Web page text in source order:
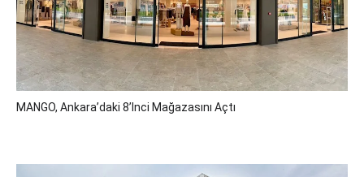
MANGO, Ankara’daki 8’inci Mağazasını Açtı